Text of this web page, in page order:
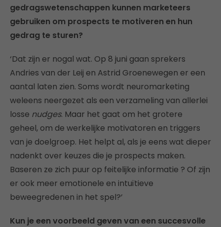
gedragswetenschappen kunnen marketeers
gebruiken om prospects te motiveren en hun
gedrag te sturen?
‘Dat zijn er nogal wat. Op 8 juni gaan sprekers
Andries van der Leij en Astrid Groenewegen er een
aantal laten zien. Soms wordt neuromarketing
weleens neergezet als een verzameling van allerlei
losse nudges. Maar het gaat om het grotere
geheel, om de werkelijke motivatoren en triggers
van je doelgroep. Het helpt al, als je eens wat dieper
nadenkt over keuzes die je prospects maken.
Baseren ze zich puur op feitelijke informatie ? Of zijn
er ook meer emotionele en intuïtieve
beweegredenen in het spel?’
Kun je een voorbeeld geven van een succesvolle